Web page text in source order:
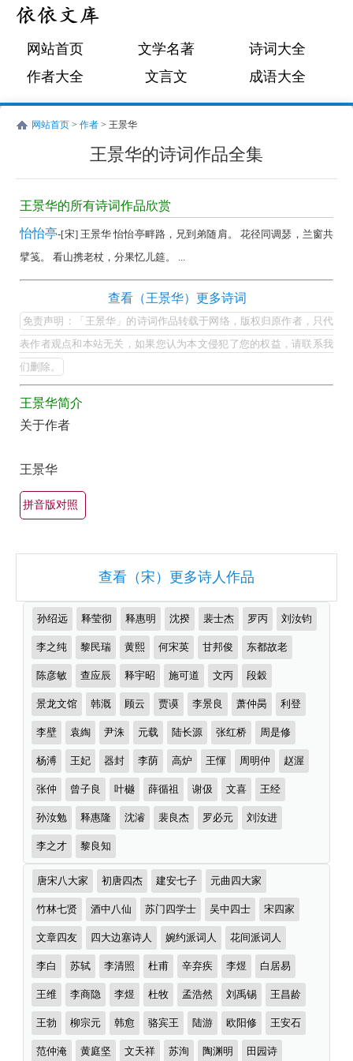
网站首页 文学名著
诗词大全
作者大全
文言文 成语大全
网站首页 > 作者 > 王景华
王景华的诗词作品全集
王
景
华
的
作
品
全
集
欣
（全
部
所
集
古
诗
全
王景华的所有诗词作品欣赏
怡怡亭-[宋] 王景华 怡怡亭畔路，兄到弟随肩。 花径同调瑟，兰窗共
擘笺。 看山携老杖，分果忆儿筵。 ...
景
华
的
最
美
最
名
古
诗
（精
首）
查看（王景华）更多诗词
免责声明：「王景华」的诗词作品转载于网络，版权归原作者，只代
表作者观点和本站无关，如果您认为本文侵犯了您的权益，请联系我
们删除。
王景华简介
关于作者
王景华
拼音版对照
查看（宋）更多诗人作品
推
荐
作
者
孙绍远 释莹彻 释惠明 沈揆 裴士杰 罗丙 刘汝钧
李之纯 黎民瑞 黄熙 何宋英 甘邦俊 东都故老
陈彦敏 查应辰 释宇昭 施可道 文丙 段穀
景龙文馆 韩溉 顾云 贾谟 李景良 萧仲昺 利登
李壁 袁綯 尹洙 元载 陆长源 张红桥 周是修
杨溥 王妃 器封 李荫 高炉 王惲 周明仲 赵渥
张仲 曾子良 叶樾 薛循祖 谢伋 文喜 王经
孙汝勉 释惠隆 沈濬 裴良杰 罗必元 刘汝进
李之才 黎良知
诗
词
分
类
唐宋八大家 初唐四杰 建安七子 元曲四大家
竹林七贤 酒中八仙 苏门四学士 吴中四士 宋四家
文章四友 四大边塞诗人 婉约派词人 花间派词人
李白 苏轼 李清照 杜甫 辛弃疾 李煜 白居易
王维 李商隐 李煜 杜牧 孟浩然 刘禹锡 王昌龄
王勃 柳宗元 韩愈 骆宾王 陆游 欧阳修 王安石
范仲淹 黄庭坚 文天祥 苏洵 陶渊明 田园诗